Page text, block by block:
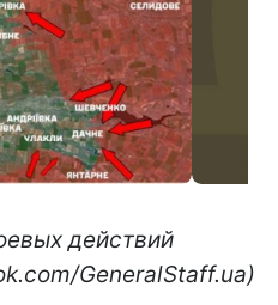
действий
GeneralStaff.ua)